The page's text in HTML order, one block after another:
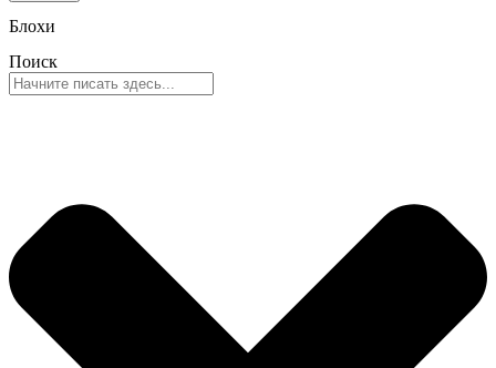
Блохи
Поиск